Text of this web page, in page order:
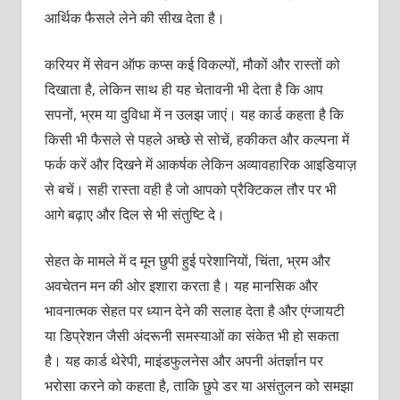
आर्थिक फैसले लेने की सीख देता है।
करियर में सेवन ऑफ कप्स कई विकल्पों, मौकों और रास्तों को
दिखाता है, लेकिन साथ ही यह चेतावनी भी देता है कि आप
सपनों, भ्रम या दुविधा में न उलझ जाएं। यह कार्ड कहता है कि
किसी भी फैसले से पहले अच्छे से सोचें, हकीकत और कल्पना में
फर्क करें और दिखने में आकर्षक लेकिन अव्यावहारिक आइडियाज़
से बचें। सही रास्ता वही है जो आपको प्रैक्टिकल तौर पर भी
आगे बढ़ाए और दिल से भी संतुष्टि दे।
सेहत के मामले में द मून छुपी हुई परेशानियों, चिंता, भ्रम और
अवचेतन मन की ओर इशारा करता है। यह मानसिक और
भावनात्मक सेहत पर ध्यान देने की सलाह देता है और एंग्जायटी
या डिप्रेशन जैसी अंदरूनी समस्याओं का संकेत भी हो सकता
है। यह कार्ड थेरेपी, माइंडफुलनेस और अपनी अंतर्ज्ञान पर
भरोसा करने को कहता है, ताकि छुपे डर या असंतुलन को समझा